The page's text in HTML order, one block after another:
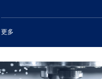
更多